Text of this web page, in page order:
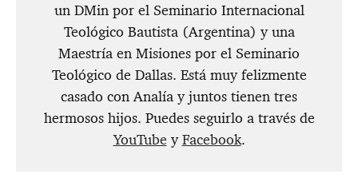
un DMin por el Seminario Internacional
Teológico Bautista (Argentina) y una
Maestría en Misiones por el Seminario
Teológico de Dallas. Está muy felizmente
casado con Analía y juntos tienen tres
hermosos hijos. Puedes seguirlo a través de
YouTube yFacebook.